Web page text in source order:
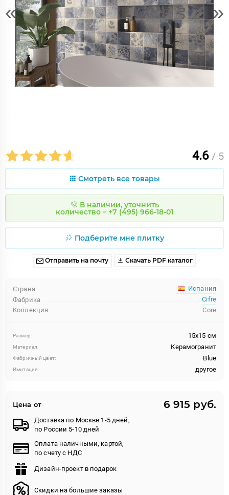
« »
4.6 / 5
Смотреть все товары
В наличии, уточнить
количество – +7 (495) 966-18-01
Подберите мне плитку
Отправить на почту Скачать PDF каталог
Страна
Испания
Фабрика
Cifre
Коллекция
Core
Размер: 15x15 см
Материал: Керамогранит
Фабричный цвет: Blue
Имитация: другое
Цена от 6 915 руб.
Доставка по Москве 1-5 дней,
по России 5-10 дней
Оплата наличными, картой,
по счету с НДС
Дизайн-проект в подарок
Скидки на большие заказы